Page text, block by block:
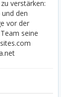
verstärken:
den
vor der
seine